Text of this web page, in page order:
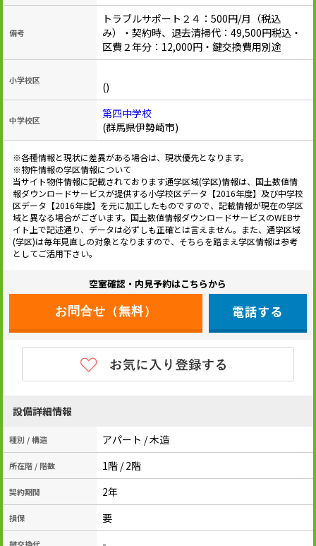
備考
トラブルサポート２４：500円/月（税込
み）・契約時、退去清掃代：49,500円税込・
区費２年分：12,000円・鍵交換費用別途
小学校区 ()
中学校区
第四中学校
(群馬県伊勢崎市)
※各種情報と現状に差異がある場合は、現状優先となります。
※物件情報の学区情報について
当サイト物件情報に記載されております通学区域(学区)情報は、国土数値情
報ダウンロードサービスが提供する小学校区データ【2016年度】及び中学校
区データ【2016年度】を元に加工したものですので、記載情報が現在の学区
域と異なる場合がございます。国土数値情報ダウンロードサービスのWEBサ
イト上で記述通り、データは必ずしも正確とは言えません。また、通学区域
(学区)は毎年見直しの対象となりますので、そちらを踏まえ学区情報は参考
としてご活用下さい。
空室確認・内見予約はこちらから
電話する
設備詳細情報
種別 / 構造 アパート / 木造
所在階 / 階数 1階 / 2階
契約期間 2年
損保 要